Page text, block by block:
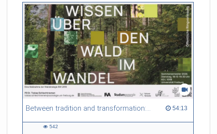
Between tradition and transformation: how owners, advisers and institutions co-create knowledge for resilient forests in Europe 54:13
54:13 duration
542